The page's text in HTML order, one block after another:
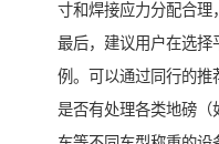
寸和焊接应力分配合理
最后，建议用户在选择
例。可以通过同行的推
是否有处理各类地磅（